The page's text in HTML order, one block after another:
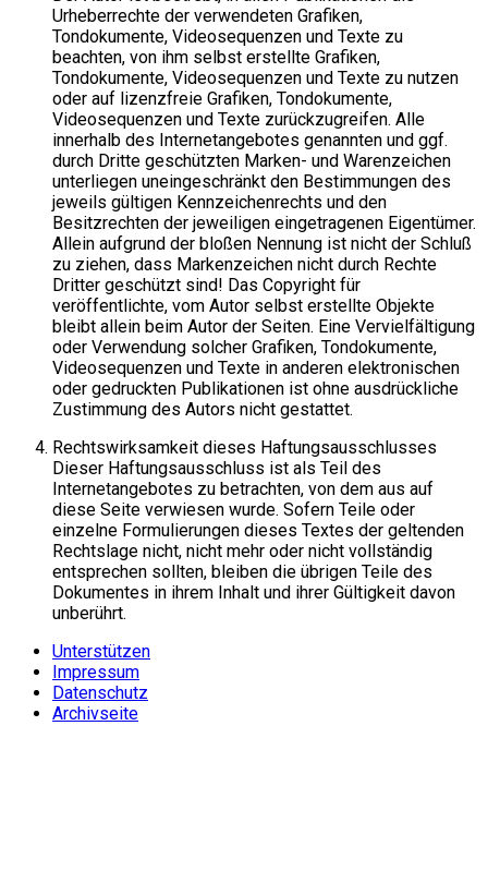
Urheberrechte der verwendeten Grafiken,
Tondokumente, Videosequenzen und Texte zu
beachten, von ihm selbst erstellte Grafiken,
Tondokumente, Videosequenzen und Texte zu nutzen
oder auf lizenzfreie Grafiken, Tondokumente,
Videosequenzen und Texte zurückzugreifen. Alle
innerhalb des Internetangebotes genannten und ggf.
durch Dritte geschützten Marken- und Warenzeichen
unterliegen uneingeschränkt den Bestimmungen des
jeweils gültigen Kennzeichenrechts und den
Besitzrechten der jeweiligen eingetragenen Eigentümer.
Allein aufgrund der bloßen Nennung ist nicht der Schluß
zu ziehen, dass Markenzeichen nicht durch Rechte
Dritter geschützt sind! Das Copyright für
veröffentlichte, vom Autor selbst erstellte Objekte
bleibt allein beim Autor der Seiten. Eine Vervielfältigung
oder Verwendung solcher Grafiken, Tondokumente,
Videosequenzen und Texte in anderen elektronischen
oder gedruckten Publikationen ist ohne ausdrückliche
Zustimmung des Autors nicht gestattet.
Rechtswirksamkeit dieses Haftungsausschlusses
Dieser Haftungsausschluss ist als Teil des
Internetangebotes zu betrachten, von dem aus auf
diese Seite verwiesen wurde. Sofern Teile oder
einzelne Formulierungen dieses Textes der geltenden
Rechtslage nicht, nicht mehr oder nicht vollständig
entsprechen sollten, bleiben die übrigen Teile des
Dokumentes in ihrem Inhalt und ihrer Gültigkeit davon
unberührt.
Unterstützen
Impressum
Datenschutz
Archivseite